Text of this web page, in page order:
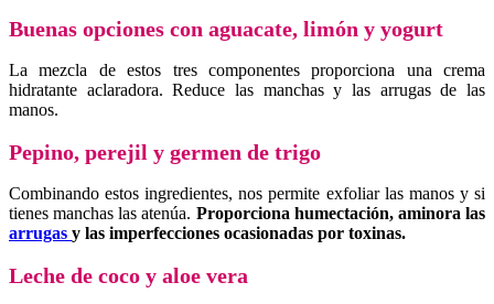
Buenas opciones con aguacate, limón y yogurt
La mezcla de estos tres componentes proporciona una crema
hidratante aclaradora. Reduce las manchas y las arrugas de las
manos.
Pepino, perejil y germen de trigo
Combinando estos ingredientes, nos permite exfoliar las manos y si
tienes manchas las atenúa. Proporciona humectación, aminora las
arrugas y las imperfecciones ocasionadas por toxinas.
Leche de coco y aloe vera